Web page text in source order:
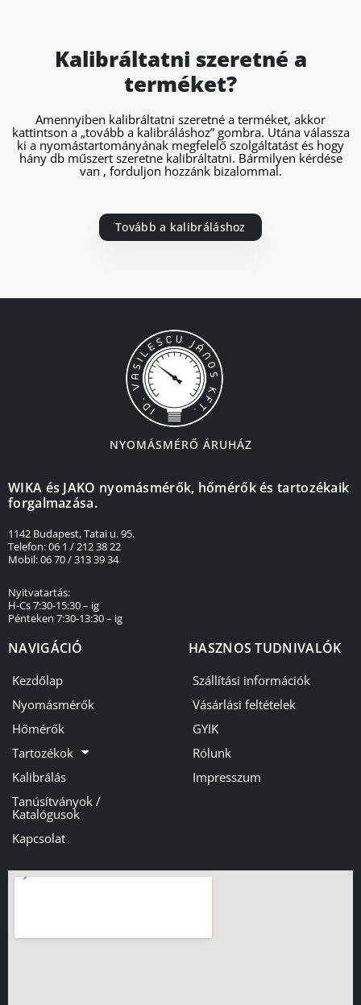
Kalibráltatni szeretné a
terméket?
Amennyiben kalibráltatni szeretné a terméket, akkor
kattintson a „tovább a kalibráláshoz” gombra. Utána válassza
ki a nyomástartományának megfelelő szolgáltatást és hogy
hány db műszert szeretne kalibráltatni. Bármilyen kérdése
van , forduljon hozzánk bizalommal.
Tovább a kalibráláshoz
NYOMÁSMÉRŐ ÁRUHÁZ
WIKA és JAKO nyomásmérők, hőmérők és tartozékaik
forgalmazása.
1142 Budapest, Tatai u. 95.
Telefon: 06 1 / 212 38 22
Mobil: 06 70 / 313 39 34
Nyitvatartás:
H-Cs 7:30-15:30 – ig
Pénteken 7:30-13:30 – ig
NAVIGÁCIÓ
Kezdőlap
Nyomásmérők
Hőmérők
Tartozékok
Kalibrálás
Tanúsítványok /
Katalógusok
Kapcsolat
HASZNOS TUDNIVALÓK
Szállítási információk
Vásárlási feltételek
GYIK
Rólunk
Impresszum